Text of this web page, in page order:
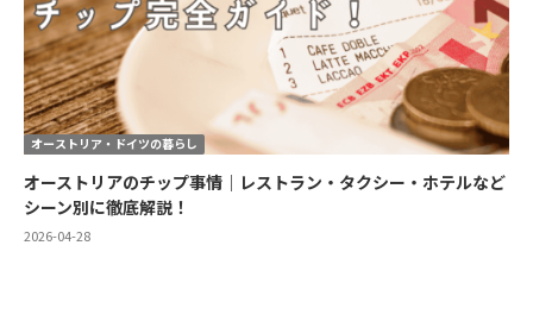
オーストリア・ドイツの暮らし
オーストリアのチップ事情｜レストラン・タクシー・ホテルなど
シーン別に徹底解説！
2026-04-28